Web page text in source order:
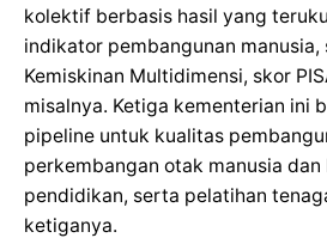
kolektif berbasis hasil yang
indikator pembangunan manusia,
Kemiskinan Multidimensi, skor
misalnya. Ketiga kementerian ini
pipeline untuk kualitas
perkembangan otak manusia dan
pendidikan, serta pelatihan
ketiganya.